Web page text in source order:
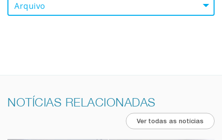
Arquivo
NOTÍCIAS RELACIONADAS
Ver todas as notícias